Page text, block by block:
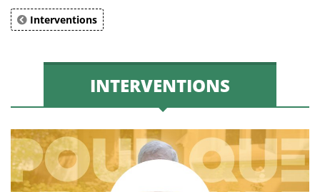
Interventions
INTERVENTIONS